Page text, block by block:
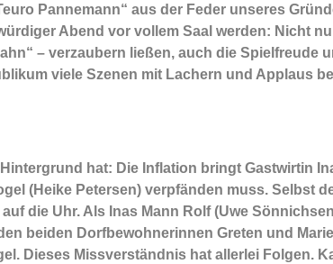
Pannemann“ aus der Feder unseres
Abend vor vollem Saal werden: Nicht
– verzaubern ließen, auch die Spielfreude
viele Szenen mit Lachern und Applaus
hat: Die Inflation bringt Gastwirtin
(Heike Petersen) verpfänden muss. Selbst
die Uhr. Als Inas Mann Rolf (Uwe
beiden Dorfbewohnerinnen Greten und
Dieses Missverständnis hat allerlei Folgen.